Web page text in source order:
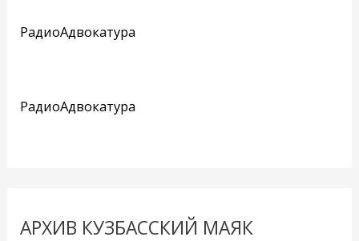
РадиоАдвокатура
РадиоАдвокатура
АРХИВ КУЗБАССКИЙ МАЯК